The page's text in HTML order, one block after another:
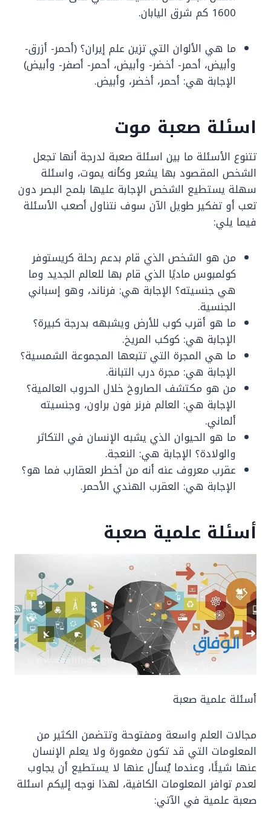
1600 كم شرق اليابان.
ما هي الألوان التي تزين علم إيران؟ (أحمر- أزرق-
وأبيض، أحمر- أخضر- وأبيض، أحمر- أصفر- وأبيض)
الإجابة هي: أحمر، أخضر، وأبيض.
اسئلة صعبة موت
تتنوع الأسئلة ما بين اسئلة صعبة لدرجة أنها تجعل
الشخص المقصود بها يشعر وكأنه يموت، واسئلة
سهلة يستطيع الشخص الإجابة عليها بلمح البصر دون
تعب أو تفكير طويل الآن سوف نتناول أصعب الأسئلة
فيما يلي:
من هو الشخص الذي قام بدعم رحلة كريستوفر
كولمبوس ماديًا الذي قام بها للعالم الجديد وما
هي جنسيته؟ الإجابة هي: فرناند، وهو إسباني
الجنسية.
ما هو أقرب كوب للأرض ويشبهه بدرجة كبيرة؟
الإجابة هي: كوكب المريخ.
ما هي المجرة التي تتبعها المجموعة الشمسية؟
الإجابة هي: مجرة درب التبانة.
من هو مكتشف الصاروخ خلال الحروب العالمية؟
الإجابة هي: العالم فرنر فون براون، وجنسيته
ألماني.
ما هو الحيوان الذي يشبه الإنسان في التكاثر
والولادة؟ الإجابة هي: النعجة.
عقرب معروف عنه أنه من أخطر العقارب فما هو؟
الإجابة هي: العقرب الهندي الأحمر.
أسئلة علمية صعبة
أسئلة علمية صعبة
مجالات العلم واسعة ومفتوحة وتتضمن الكثير من
المعلومات التي قد تكون مغمورة ولا يعلم الإنسان
عنها شيئًا، وعندما يُسأل عنها لا يستطيع أن يجاوب
لعدم توافر المعلومات الكافية، لهذا نوجه إليكم اسئلة
صعبة علمية في الآتي: